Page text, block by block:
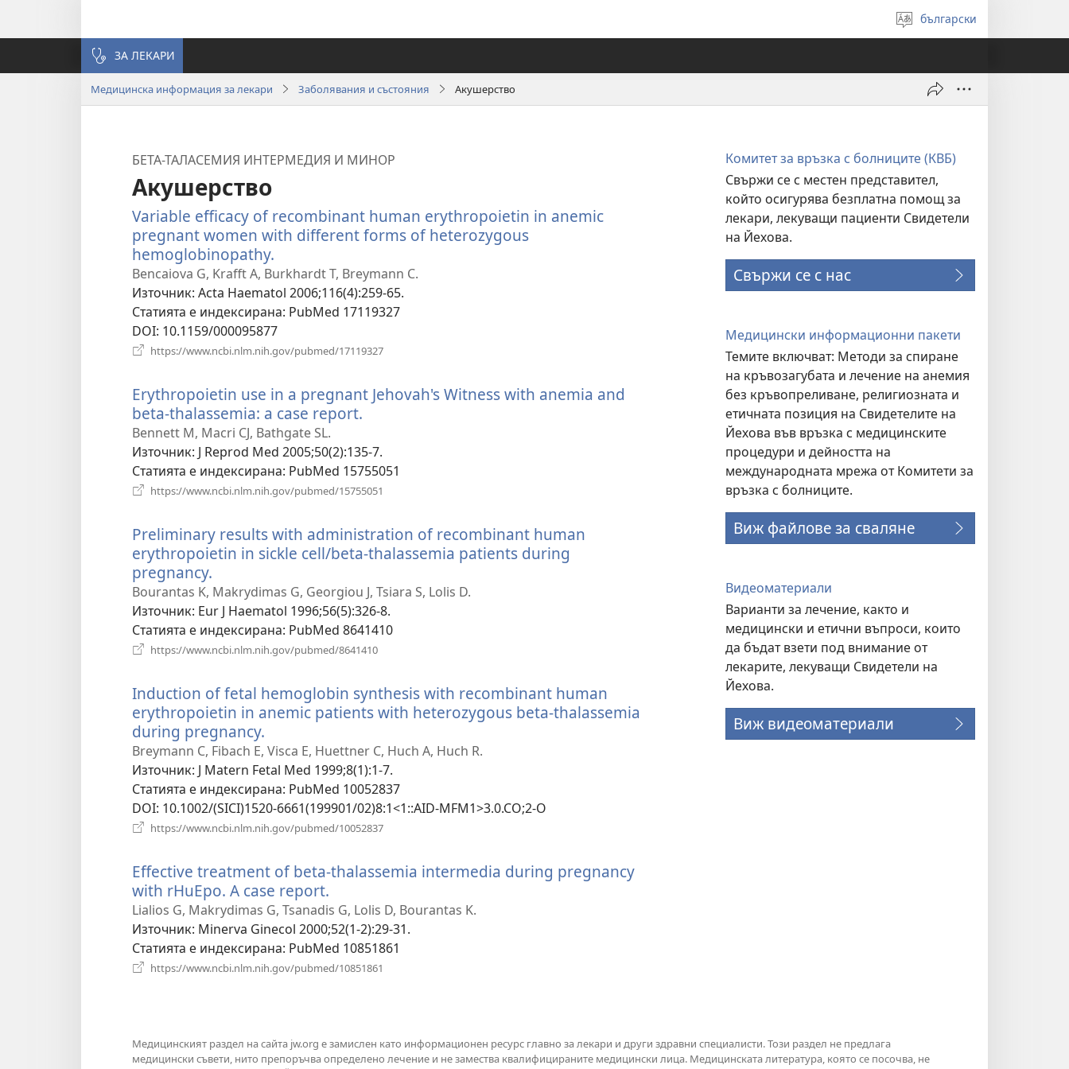
Избери
език
български
ЗА ЛЕКАРИ
Медицинска информация за лекари Заболявания и състояния Акушерство
БЕТА-ТАЛАСЕМИЯ ИНТЕРМЕДИЯ И МИНОР
Акушерство
Variable efficacy of recombinant human erythropoietin in anemic
pregnant women with different forms of heterozygous
hemoglobinopathy.
нов
прозорец)
Bencaiova G, Krafft A, Burkhardt T, Breymann C.
Източник‎: Acta Haematol 2006;116(4):259-65.
Статията е индексирана‎: PubMed 17119327
DOI‎: 10.1159/000095877
https://www.ncbi.nlm.nih.gov/pubmed/17119327
Erythropoietin use in a pregnant Jehovah's Witness with anemia and
beta-thalassemia: a case report.
прозорец)
Bennett M, Macri CJ, Bathgate SL.
Източник‎: J Reprod Med 2005;50(2):135-7.
Статията е индексирана‎: PubMed 15755051
https://www.ncbi.nlm.nih.gov/pubmed/15755051
Preliminary results with administration of recombinant human
erythropoietin in sickle cell/beta-thalassemia patients during
pregnancy.
нов
прозорец)
Bourantas K, Makrydimas G, Georgiou J, Tsiara S, Lolis D.
Източник‎: Eur J Haematol 1996;56(5):326-8.
Статията е индексирана‎: PubMed 8641410
https://www.ncbi.nlm.nih.gov/pubmed/8641410
Induction of fetal hemoglobin synthesis with recombinant human
erythropoietin in anemic patients with heterozygous beta-thalassemia
during pregnancy.
нов
прозорец)
Breymann C, Fibach E, Visca E, Huettner C, Huch A, Huch R.
Източник‎: J Matern Fetal Med 1999;8(1):1-7.
Статията е индексирана‎: PubMed 10052837
DOI‎: 10.1002/(SICI)1520-6661(199901/02)8:1<1::AID-MFM1>3.0.CO;2-O
https://www.ncbi.nlm.nih.gov/pubmed/10052837
Effective treatment of beta-thalassemia intermedia during pregnancy
with rHuEpo. A case report.
нов
прозорец)
Lialios G, Makrydimas G, Tsanadis G, Lolis D, Bourantas K.
Източник‎: Minerva Ginecol 2000;52(1-2):29-31.
Статията е индексирана‎: PubMed 10851861
https://www.ncbi.nlm.nih.gov/pubmed/10851861
Комитет за връзка с болниците (КВБ)
Свържи се с местен представител,
който осигурява безплатна помощ за
лекари, лекуващи пациенти Свидетели
на Йехова.
Свържи се с нас
Медицински информационни пакети
Темите включват: Методи за спиране
на кръвозагубата и лечение на анемия
без кръвопреливане, религиозната и
етичната позиция на Свидетелите на
Йехова във връзка с медицинските
процедури и дейността на
международната мрежа от Комитети за
връзка с болниците.
Виж файлове за сваляне
Видеоматериали
Варианти за лечение, както и
медицински и етични въпроси, които
да бъдат взети под внимание от
лекарите, лекуващи Свидетели на
Йехова.
Виж видеоматериали
Медицинският раздел на сайта jw.org е замислен като информационен ресурс главно за лекари и други здравни специалисти. Този раздел не предлага
медицински съвети, нито препоръчва определено лечение и не замества квалифицираните медицински лица. Медицинската литература, която се посочва, не